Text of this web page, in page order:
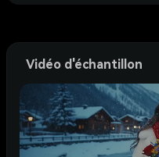
Vidéo d'échantillon